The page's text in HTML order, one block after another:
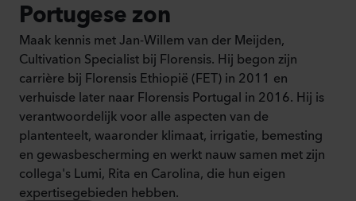
Portugese zon
Maak kennis met Jan-Willem van der Meijden,
Cultivation Specialist bij Florensis. Hij begon zijn
carrière bij Florensis Ethiopië (FET) in 2011 en
verhuisde later naar Florensis Portugal in 2016. Hij is
verantwoordelijk voor alle aspecten van de
plantenteelt, waaronder klimaat, irrigatie, bemesting
en gewasbescherming en werkt nauw samen met zijn
collega's Lumi, Rita en Carolina, die hun eigen
expertisegebieden hebben.